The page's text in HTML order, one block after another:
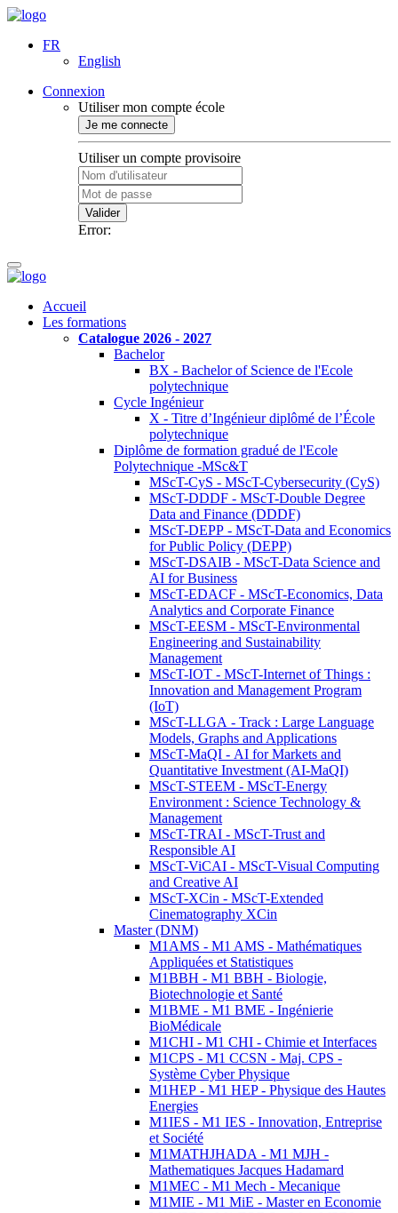
FR
English
Connexion
Utiliser mon compte école
Je me connecte
Utiliser un compte provisoire
Valider
Error:
Accueil
Les formations
Catalogue 2026 - 2027
Bachelor
BX - Bachelor of Science de l'Ecole
polytechnique
Cycle Ingénieur
X - Titre d’Ingénieur diplômé de l’École
polytechnique
Diplôme de formation gradué de l'Ecole
Polytechnique -MSc&T
MScT-CyS - MScT-Cybersecurity (CyS)
MScT-DDDF - MScT-Double Degree
Data and Finance (DDDF)
MScT-DEPP - MScT-Data and Economics
for Public Policy (DEPP)
MScT-DSAIB - MScT-Data Science and
AI for Business
MScT-EDACF - MScT-Economics, Data
Analytics and Corporate Finance
MScT-EESM - MScT-Environmental
Engineering and Sustainability
Management
MScT-IOT - MScT-Internet of Things :
Innovation and Management Program
(IoT)
MScT-LLGA - Track : Large Language
Models, Graphs and Applications
MScT-MaQI - AI for Markets and
Quantitative Investment (AI-MaQI)
MScT-STEEM - MScT-Energy
Environment : Science Technology &
Management
MScT-TRAI - MScT-Trust and
Responsible AI
MScT-ViCAI - MScT-Visual Computing
and Creative AI
MScT-XCin - MScT-Extended
Cinematography XCin
Master (DNM)
M1AMS - M1 AMS - Mathématiques
Appliquées et Statistiques
M1BBH - M1 BBH - Biologie,
Biotechnologie et Santé
M1BME - M1 BME - Ingénierie
BioMédicale
M1CHI - M1 CHI - Chimie et Interfaces
M1CPS - M1 CCSN - Maj. CPS -
Système Cyber Physique
M1HEP - M1 HEP - Physique des Hautes
Energies
M1IES - M1 IES - Innovation, Entreprise
et Société
M1MATHJHADA - M1 MJH -
Mathematiques Jacques Hadamard
M1MEC - M1 Mech - Mecanique
M1MIE - M1 MiE - Master en Economie